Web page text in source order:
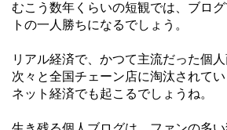
むこう数年くらいの短観では、ブロ
トの一人勝ちになるでしょう。
リアル経済で、かつて主流だった個人
次々と全国チェーン店に淘汰されて
ネット経済でも起こるでしょうね。